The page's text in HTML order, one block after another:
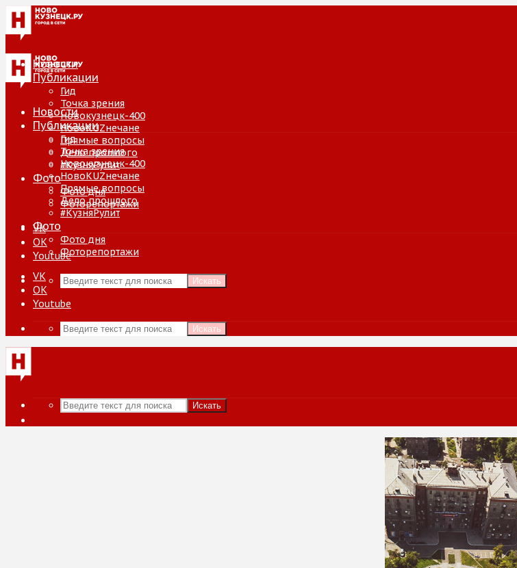
Новости
Публикации
Гид
Точка зрения
Новокузнецк-400
НовоKUZнечане
Прямые вопросы
Дело прошлого
#КузняРулит
Фото
Фото дня
Фоторепортажи
VK
ОК
Youtube
Искать
Новости
Публикации
Гид
Точка зрения
Новокузнецк-400
НовоKUZнечане
Прямые вопросы
Дело прошлого
#КузняРулит
Фото
Фото дня
Фоторепортажи
VK
ОК
Youtube
Искать
Искать